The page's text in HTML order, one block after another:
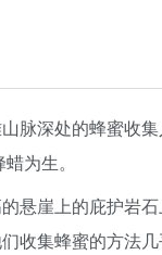
脉深处的蜂蜜收
为生。
悬崖上的庇护岩
收集蜂蜜的方法几